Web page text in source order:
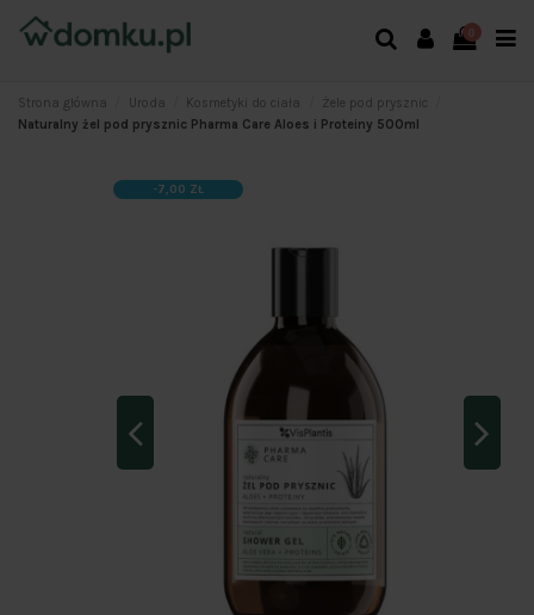
Strona główna Uroda Kosmetyki do ciała
Żele pod prysznic
Naturalny żel pod prysznic Pharma Care Aloes i Proteiny 500ml
-7,00 ZŁ